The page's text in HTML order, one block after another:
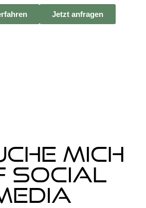
Jetzt anfragen
mich
Social